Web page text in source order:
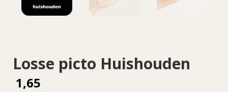
Losse picto Huishouden
1,65